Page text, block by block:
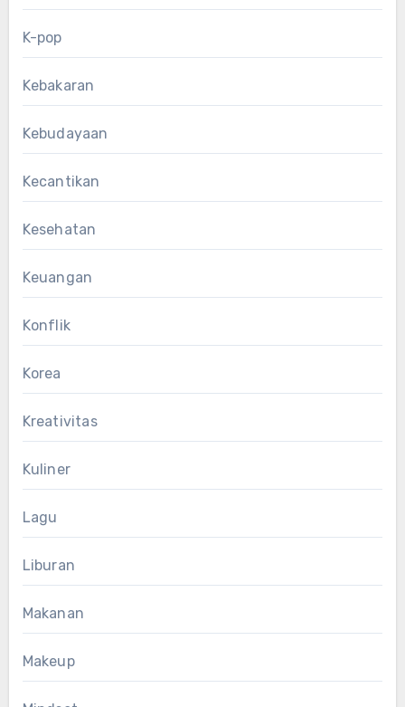
K-pop
Kebakaran
Kebudayaan
Kecantikan
Kesehatan
Keuangan
Konflik
Korea
Kreativitas
Kuliner
Lagu
Liburan
Makanan
Makeup